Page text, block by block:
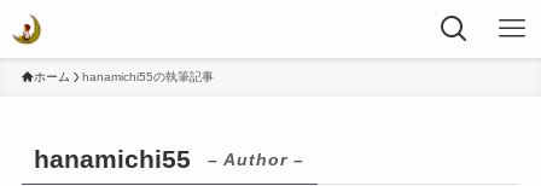
ホーム hanamichi55の執筆記事
hanamichi55 – Author –